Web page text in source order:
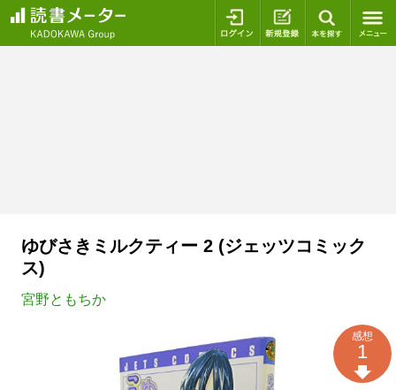
ログイン 新規登録
ゆびさきミルクティー 2 (ジェッツコミック
ス)
宮野ともちか
感想
1